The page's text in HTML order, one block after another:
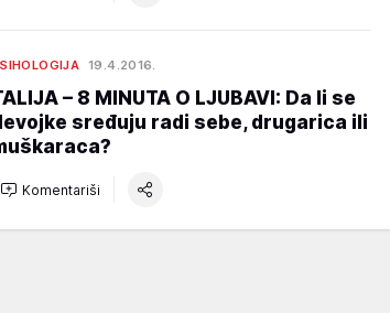
19.4.2016.
– 8 MINUTA O LJUBAVI: Da li se
sređuju radi sebe, drugarica ili
Komentariši